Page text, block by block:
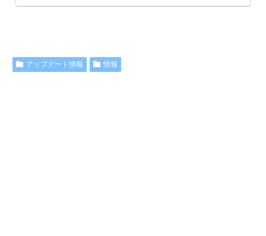
アップデート情報 情報